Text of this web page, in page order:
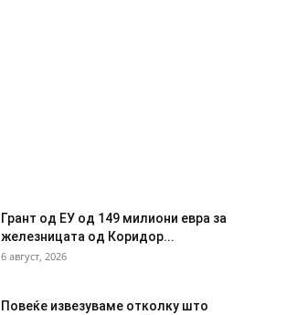
Грант од ЕУ од 149 милиони евра за
железницата од Коридор...
6 август, 2026
Повеќе извезуваме отколку што